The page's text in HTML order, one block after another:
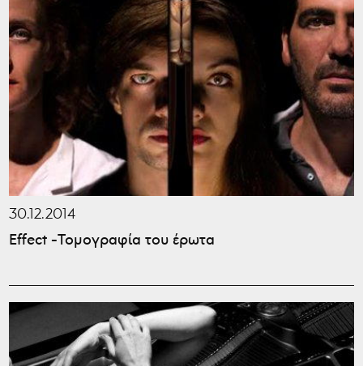
30.12.2014
Effect -Τομογραφία του έρωτα